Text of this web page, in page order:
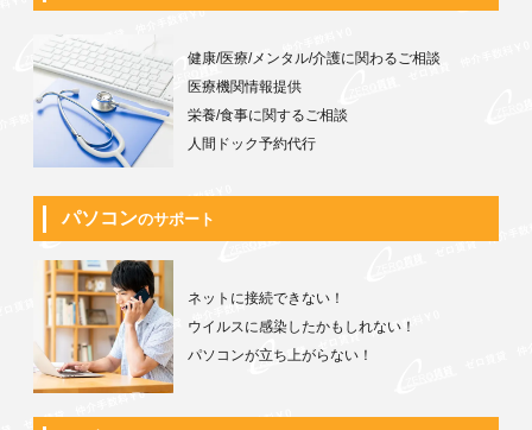
健康/医療/メンタル/介護に関わるご相談
医療機関情報提供
栄養/食事に関するご相談
人間ドック予約代行
パソコンのサポート
ネットに接続できない！
ウイルスに感染したかもしれない！
パソコンが立ち上がらない！